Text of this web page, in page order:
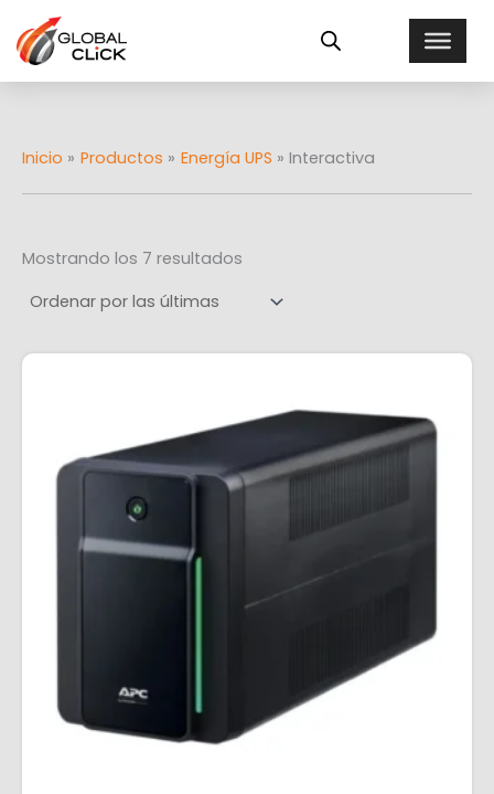
contenido
s
t
o
Inicio Productos Energía UPS Interactiva
Mostrando los 7 resultados